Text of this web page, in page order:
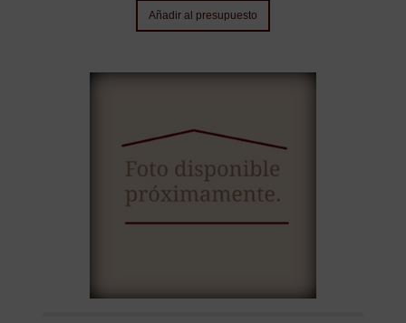
Añadir al presupuesto